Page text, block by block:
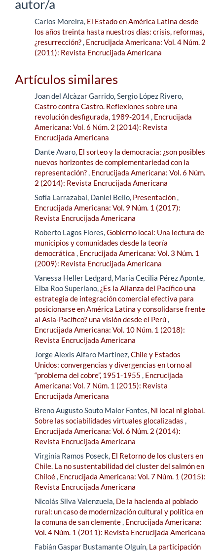
autor/a
Carlos Moreira, El Estado en América Latina desde
los años treinta hasta nuestros días: crisis, reformas,
¿resurrección?, Encrucijada Americana: Vol. 4 Núm. 2
(2011): Revista Encrucijada Americana
Artículos similares
Joan del Alcàzar Garrido, Sergio López Rivero,
Castro contra Castro. Reflexiones sobre una
revolución desfigurada, 1989-2014, Encrucijada
Americana: Vol. 6 Núm. 2 (2014): Revista
Encrucijada Americana
Dante Avaro, El sorteo y la democracia: ¿son posibles
nuevos horizontes de complementariedad con la
representación?, Encrucijada Americana: Vol. 6 Núm.
2 (2014): Revista Encrucijada Americana
Sofía Larrazabal, Daniel Bello, Presentación,
Encrucijada Americana: Vol. 9 Núm. 1 (2017):
Revista Encrucijada Americana
Roberto Lagos Flores,Gobierno local: Una lectura de
municipios y comunidades desde la teoría
democrática , Encrucijada Americana: Vol. 3 Núm. 1
(2009): Revista Encrucijada Americana
Vanessa Heller Ledgard, María Cecilia Pérez Aponte,
Elba Roo Superlano, ¿Es la Alianza del Pacífico una
estrategia de integración comercial efectiva para
posicionarse en América Latina y consolidarse frente
al Asia-Pacífico? una visión desde el Perú,
Encrucijada Americana: Vol. 10 Núm. 1 (2018):
Revista Encrucijada Americana
Jorge Alexis Alfaro Martínez,Chile y Estados
Unidos: convergencias y divergencias en torno al
“problema del cobre”, 1951-1955 , Encrucijada
Americana: Vol. 7 Núm. 1 (2015): Revista
Encrucijada Americana
Breno Augusto Souto Maior Fontes, Ni local ni global.
Sobre las sociabilidades virtuales glocalizadas ,
Encrucijada Americana: Vol. 6 Núm. 2 (2014):
Revista Encrucijada Americana
Virginia Ramos Poseck, El Retorno de los clusters en
Chile. La no sustentabilidad del cluster del salmón en
Chiloé, Encrucijada Americana: Vol. 7 Núm. 1 (2015):
Revista Encrucijada Americana
Nicolás Silva Valenzuela, De la hacienda al poblado
rural: un caso de modernización cultural y política en
la comuna de san clemente, Encrucijada Americana:
Vol. 4 Núm. 1 (2011): Revista Encrucijada Americana
Fabián Gaspar Bustamante Olguín, La participación